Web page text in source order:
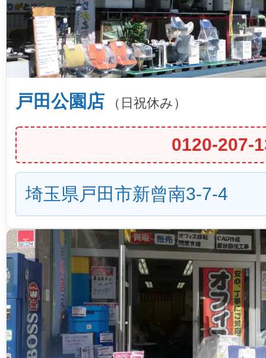
戸田公園店 （日祝休み）
0120-207-
埼玉県戸田市新曾南3-7-4